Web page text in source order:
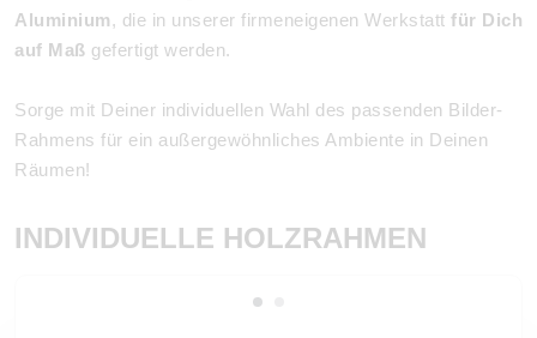
Aluminium, die in unserer firmeneigenen Werkstatt für Dich
auf Maß gefertigt werden.
Sorge mit Deiner individuellen Wahl des passenden Bilder-
Rahmens für ein außergewöhnliches Ambiente in Deinen
Räumen!
INDIVIDUELLE HOLZRAHMEN